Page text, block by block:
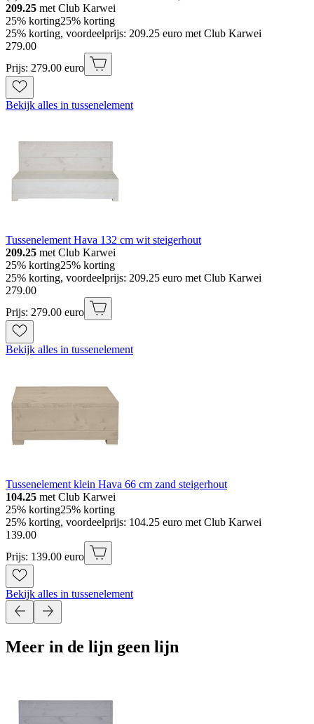
209.25 met Club Karwei
25% korting25% korting
25% korting, voordeelprijs: 209.25 euro met Club Karwei
279.00
Prijs: 279.00 euro
Bekijk alles in tussenelement
Tussenelement Hava 132 cm wit steigerhout
209.25 met Club Karwei
25% korting25% korting
25% korting, voordeelprijs: 209.25 euro met Club Karwei
279.00
Prijs: 279.00 euro
Bekijk alles in tussenelement
Tussenelement klein Hava 66 cm zand steigerhout
104.25 met Club Karwei
25% korting25% korting
25% korting, voordeelprijs: 104.25 euro met Club Karwei
139.00
Prijs: 139.00 euro
Bekijk alles in tussenelement
Meer in de lijn geen lijn